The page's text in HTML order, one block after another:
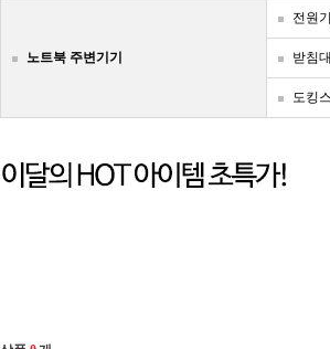
노트북 주변기기
전원
받침
도킹